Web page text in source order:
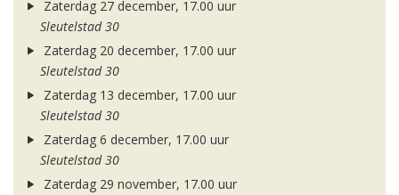
Zaterdag 27 december, 17.00 uur
Sleutelstad 30
Zaterdag 20 december, 17.00 uur
Sleutelstad 30
Zaterdag 13 december, 17.00 uur
Sleutelstad 30
Zaterdag 6 december, 17.00 uur
Sleutelstad 30
Zaterdag 29 november, 17.00 uur